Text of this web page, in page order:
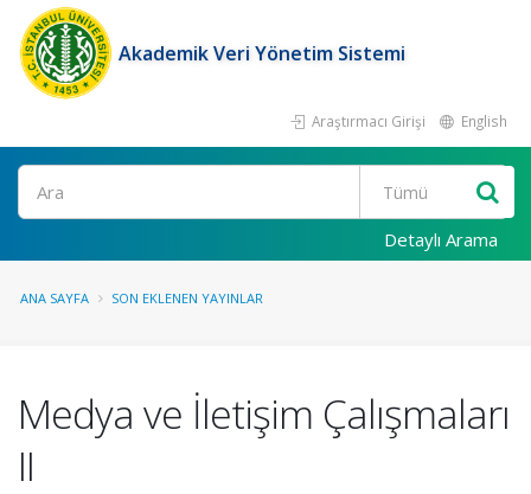
Akademik Veri Yönetim Sistemi
Araştırmacı Girişi English
Ara
Detaylı Arama
ANA SAYFA SON EKLENEN YAYINLAR
Medya ve İletişim Çalışmaları
II